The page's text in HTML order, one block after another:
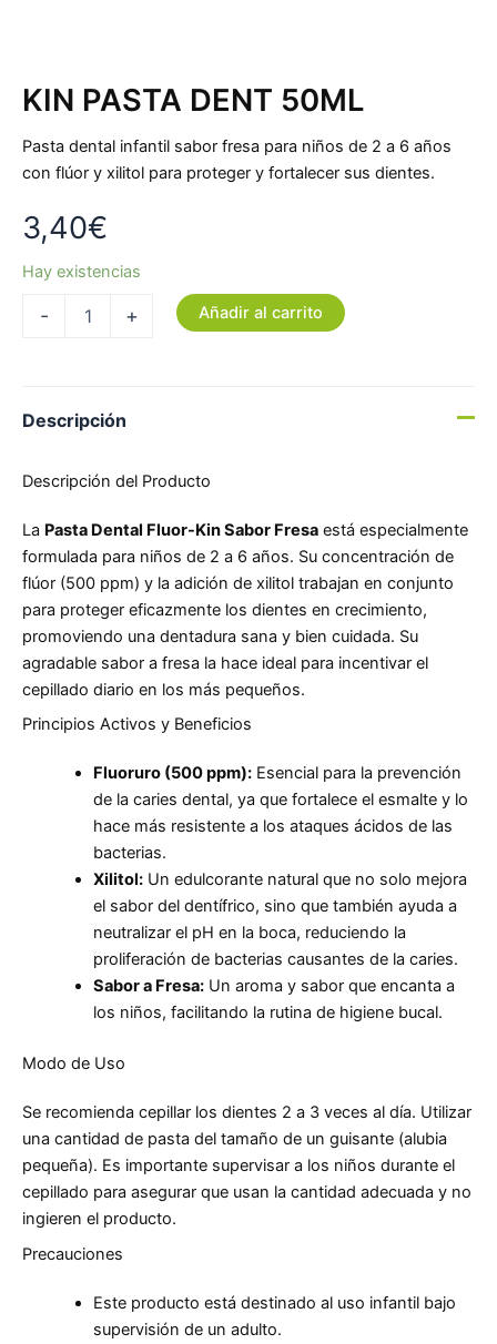
KIN PASTA DENT 50ML
Pasta dental infantil sabor fresa para niños de 2 a 6 años
con flúor y xilitol para proteger y fortalecer sus dientes.
3,40€
Hay existencias
- + Añadir al carrito
Descripción
Descripción del Producto
La Pasta Dental Fluor-Kin Sabor Fresa está especialmente
formulada para niños de 2 a 6 años. Su concentración de
flúor (500 ppm) y la adición de xilitol trabajan en conjunto
para proteger eficazmente los dientes en crecimiento,
promoviendo una dentadura sana y bien cuidada. Su
agradable sabor a fresa la hace ideal para incentivar el
cepillado diario en los más pequeños.
Principios Activos y Beneficios
Fluoruro (500 ppm):Esencial para la prevención
de la caries dental, ya que fortalece el esmalte y lo
hace más resistente a los ataques ácidos de las
bacterias.
Xilitol:Un edulcorante natural que no solo mejora
el sabor del dentífrico, sino que también ayuda a
neutralizar el pH en la boca, reduciendo la
proliferación de bacterias causantes de la caries.
Sabor a Fresa:Un aroma y sabor que encanta a
los niños, facilitando la rutina de higiene bucal.
Modo de Uso
Se recomienda cepillar los dientes 2 a 3 veces al día. Utilizar
una cantidad de pasta del tamaño de un guisante (alubia
pequeña). Es importante supervisar a los niños durante el
cepillado para asegurar que usan la cantidad adecuada y no
ingieren el producto.
Precauciones
Este producto está destinado al uso infantil bajo
supervisión de un adulto.